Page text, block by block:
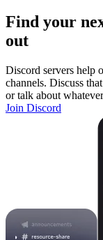
Find your
out
Discord servers help
channels. Discuss
or talk about
Join Discord